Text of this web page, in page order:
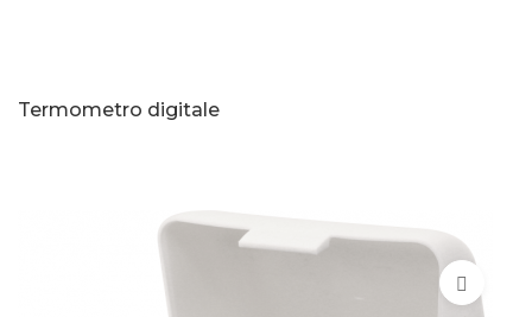
Termometro digitale